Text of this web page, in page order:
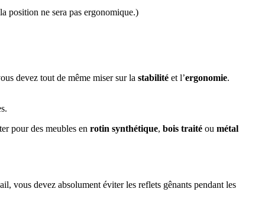
position ne sera pas ergonomique.)
devez tout de même miser sur la stabilité et l’ergonomie.
pour des meubles en rotin synthétique, bois traité ou métal
vous devez absolument éviter les reflets gênants pendant les